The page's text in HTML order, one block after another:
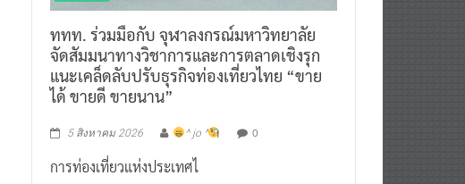
ททท. ร่วมมือกับ จุฬาลงกรณ์มหาวิทยาลัย
จัดสัมมนาทางวิชาการและการตลาดเชิงรุก
แนะเคล็ดลับปรับธุรกิจท่องเที่ยวไทย “ขาย
ได้ ขายดี ขายนาน”
5 สิงหาคม 2026 ^ jo ^ 0
การท่องเที่ยวแห่งประเทศไ